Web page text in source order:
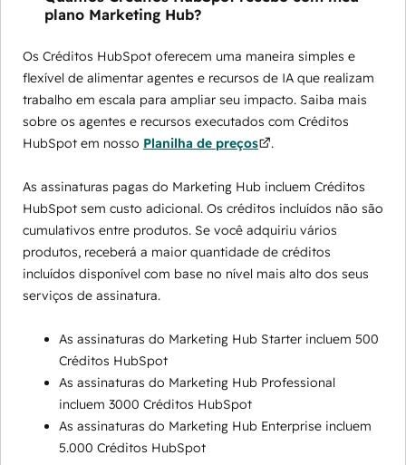
plano Marketing Hub?
Os Créditos HubSpot oferecem uma maneira simples e
flexível de alimentar agentes e recursos de IA que realizam
trabalho em escala para ampliar seu impacto. Saiba mais
sobre os agentes e recursos executados com Créditos
HubSpot em nosso Planilha de preços .
As assinaturas pagas do Marketing Hub incluem Créditos
HubSpot sem custo adicional. Os créditos incluídos não são
cumulativos entre produtos. Se você adquiriu vários
produtos, receberá a maior quantidade de créditos
incluídos disponível com base no nível mais alto dos seus
serviços de assinatura.
As assinaturas do Marketing Hub Starter incluem 500
Créditos HubSpot
As assinaturas do Marketing Hub Professional
incluem 3000 Créditos HubSpot
As assinaturas do Marketing Hub Enterprise incluem
5.000 Créditos HubSpot